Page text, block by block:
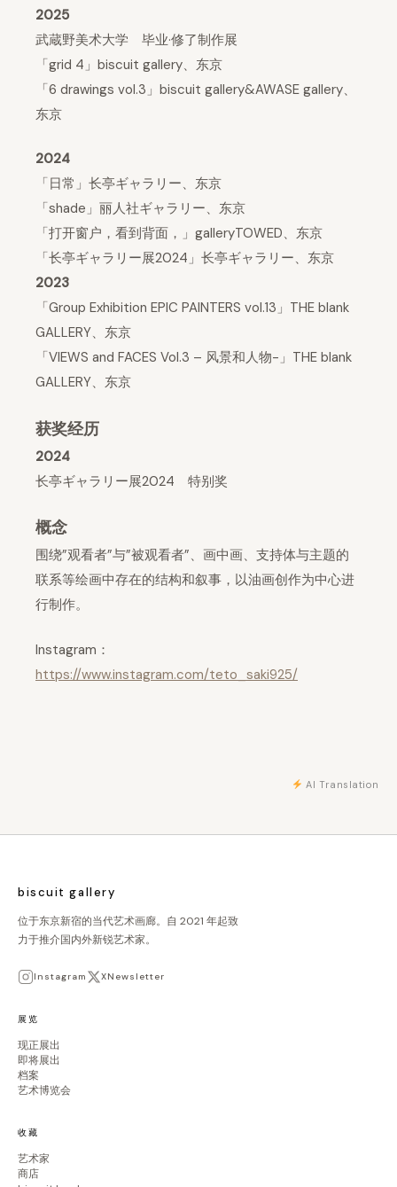
2025
武蔵野美术大学 毕业·修了制作展
「grid 4」biscuit gallery、东京
「6 drawings vol.3」biscuit gallery&AWASE gallery、
东京
2024
「日常」长亭ギャラリー、东京
「shade」丽人社ギャラリー、东京
「打开窗户，看到背面，」galleryTOWED、东京
「长亭ギャラリー展2024」长亭ギャラリー、东京
2023
「Group Exhibition EPIC PAINTERS vol.13」THE blank
GALLERY、东京
「VIEWS and FACES Vol.3 – 风景和人物-」THE blank
GALLERY、东京
获奖经历
2024
长亭ギャラリー展2024 特别奖
概念
围绕”观看者”与”被观看者”、画中画、支持体与主题的
联系等绘画中存在的结构和叙事，以油画创作为中心进
行制作。
Instagram：
https://www.instagram.com/teto_saki925/
AI Translation
biscuit gallery
位于东京新宿的当代艺术画廊。自 2021 年起致
力于推介国内外新锐艺术家。
Instagram XNewsletter
展览
现正展出
即将展出
档案
艺术博览会
收藏
艺术家
商店